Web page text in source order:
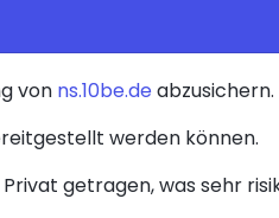
von ns.10be.de abzusichern.
werden können.
getragen, was sehr